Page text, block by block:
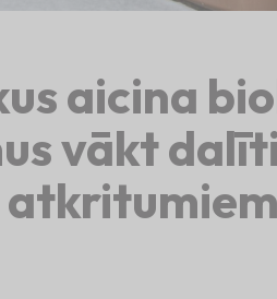
aicina
vākt
atkritumiem